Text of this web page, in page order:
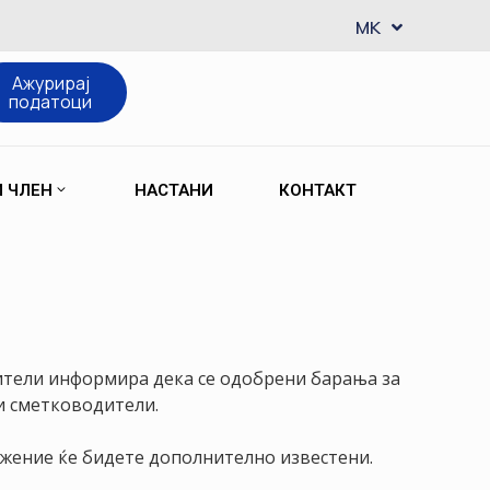
MK
SQ
Ажурирај
податоци
ЧЛЕН НАСТАНИ КОНТАКТ
информира дека се одобрени барања за
сметководители.
ќе бидете дополнително известени.